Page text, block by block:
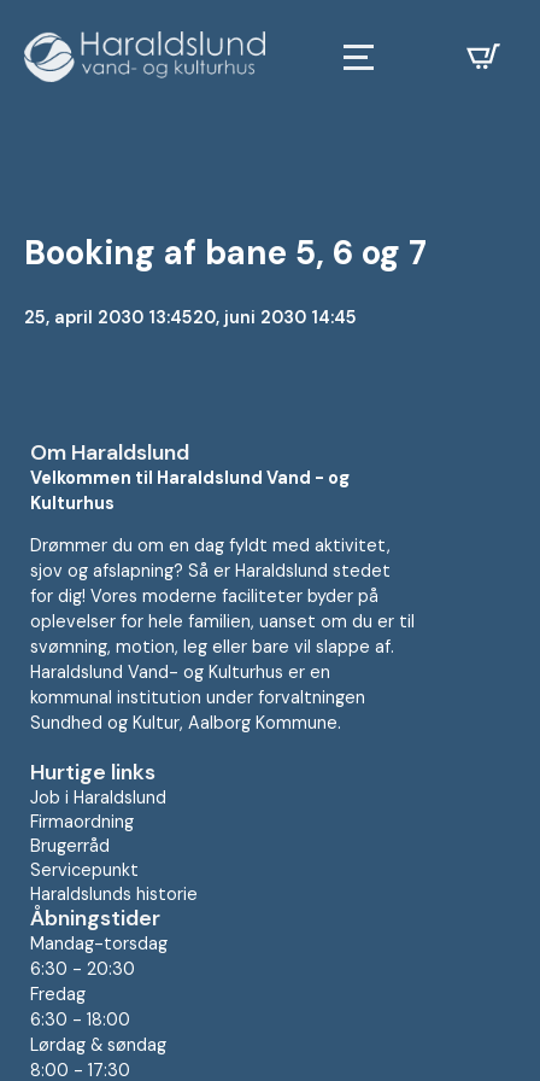
Booking af bane 5, 6 og 7
25, april 2030 13:4520, juni 2030 14:45
Om Haraldslund
Velkommen til Haraldslund Vand - og
Kulturhus
Drømmer du om en dag fyldt med aktivitet,
sjov og afslapning? Så er Haraldslund stedet
for dig! Vores moderne faciliteter byder på
oplevelser for hele familien, uanset om du er til
svømning, motion, leg eller bare vil slappe af.
Haraldslund Vand- og Kulturhus er en
kommunal institution under forvaltningen
Sundhed og Kultur, Aalborg Kommune.
Hurtige links
Job i Haraldslund
Firmaordning
Brugerråd
Servicepunkt
Haraldslunds historie
Åbningstider
Mandag-torsdag
6:30 - 20:30
Fredag
6:30 - 18:00
Lørdag & søndag
8:00 - 17:30